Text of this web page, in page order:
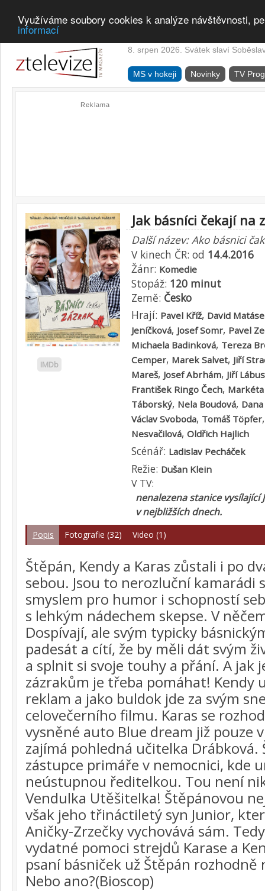
Využíváme soubory cookies k analýze návštěvnosti,
informací
8. srpen 2026. Svátek slaví
MS v hokeji Novinky TV
Reklama
IMDb
Jak básníci čekají na
Další název: Ako básnici
V kinech ČR: od 14.4.2016
Žánr: Komedie
Stopáž: 120 minut
Země: Česko
Hrají: Pavel Kříž, David
Jeníčková, Josef Somr, Pavel
Michaela Badinková, Tereza
Cemper, Marek Salvet, Jiří
Mareš, Josef Abrhám, Jiří Lábus
František Ringo Čech,
Táborský, Nela Boudová,
Václav Svoboda, Tomáš Töpfer
Nesvačilová, Oldřich Hajlich
Scénář: Ladislav Pecháček
Režie: Dušan Klein
V TV:
nenalezena stanice vysílající
v nejbližších dnech.
Popis Fotografie (32) Video (1)
Štěpán, Kendy a Karas zůstali i po
sebou. Jsou to nerozluční kamarádi
smyslem pro humor i schopností
s lehkým nádechem skepse. V
Dospívají, ale svým typicky
padesát a cítí, že by měli dát svým
a splnit si svoje touhy a přání. A jak
zázrakům je třeba pomáhat! Kendy
reklam a jako buldok jde za svým
celovečerního filmu. Karas se
vysněné auto Blue dream již pouze
zajímá pohledná učitelka Drábková.
zástupce primáře v nemocnici, kde
neústupnou ředitelkou. Tou není
Vendulka Utěšitelka! Štěpánovou
však jeho třináctiletý syn Junior,
Aničky-Zrzečky vychovává sám.
vydatné pomoci strejdů Karase a
psaní básniček už Štěpán rozhodně
Nebo ano?(Bioscop)